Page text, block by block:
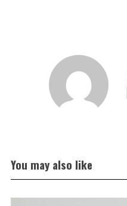
You may also like